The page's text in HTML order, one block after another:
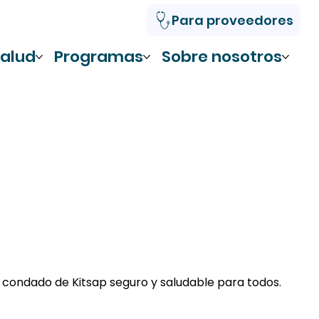
Para proveedores
Programas Sobre nosotros
condado de Kitsap seguro y saludable para todos.